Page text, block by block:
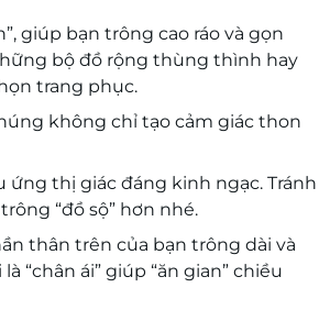
giúp bạn trông cao ráo và gọn
bộ đồ rộng thùng thình hay
trang phục.
không chỉ tạo cảm giác thon
ứng thị giác đáng kinh ngạc. Tránh
“đồ sộ” hơn nhé.
thân trên của bạn trông dài và
“chân ái” giúp “ăn gian” chiều